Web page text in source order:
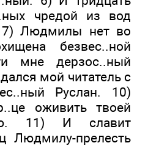
чредой из вод
7) Людмилы нет во
безвес..ной
мне дерзос..ный
мой читатель с
Руслан. 10)
оживить твоей
11) И славит
Людмилу-прелесть